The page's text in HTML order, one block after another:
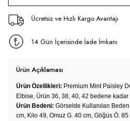
Ücretsiz ve Hızlı Kargo Avantajı
14 Gün İçerisinde İade İmkanı
Ürün Açıklaması
Ürün Özellikleri: Premium Mint Paisley
Elbise, Ürün 36, 38, 40, 42 bedene kadar
Ürün Bedeni: Görselde Kullanılan
cm, Kilo 49, Omuz G. 40 cm, Göğüs Ö.